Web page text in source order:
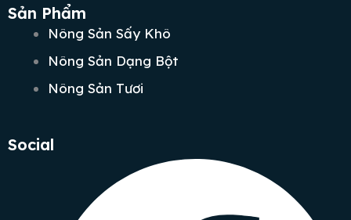
Sản Phẩm
Nông Sản Sấy Khô
Nông Sản Dạng Bột
Nông Sản Tươi
Social